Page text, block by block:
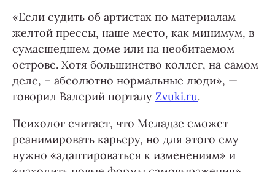
«Если судить об артистах по материалам
желтой прессы, наше место, как минимум, в
сумасшедшем доме или на необитаемом
острове. Хотя большинство коллег, на самом
деле, – абсолютно нормальные люди», —
говорил Валерий порталу Zvuki.ru.
Психолог считает, что Меладзе сможет
реанимировать карьеру, но для этого ему
нужно «адаптироваться к изменениям» и